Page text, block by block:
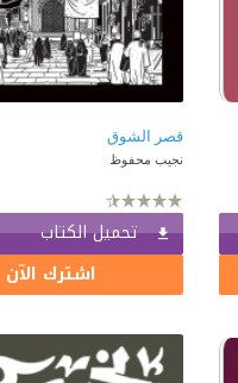
قصر الشوق
نجيب محفوظ
تحميل الكتاب
اشترك الآن